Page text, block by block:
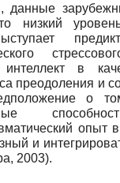
данные
низкий
интеллект в
преодоления и
о
опыт
и
2003).